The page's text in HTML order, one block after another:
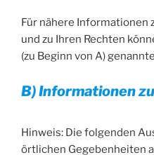
Für nähere Informationen
und zu Ihren Rechten
(zu Beginn von A)
B) Informationen
Hinweis: Die folgenden
örtlichen Gegebenheiten